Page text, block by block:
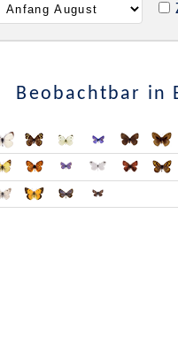
Beobachtbar in